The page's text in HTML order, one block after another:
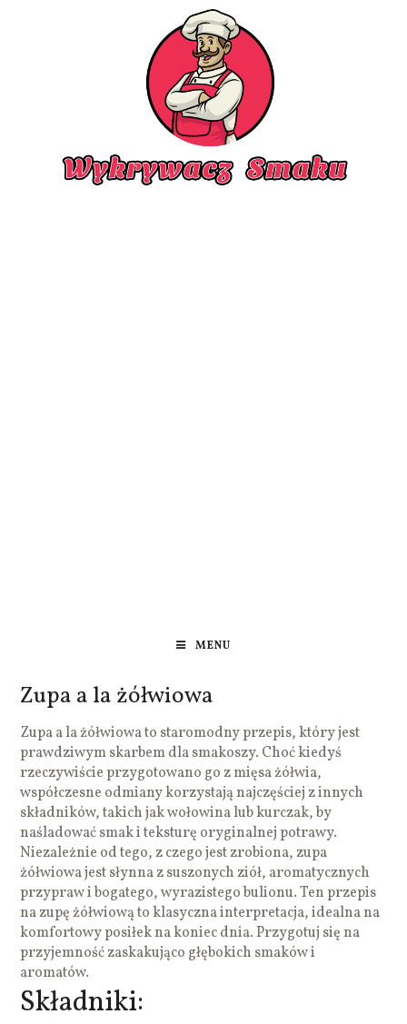
MENU
Zupa a la żółwiowa
Zupa a la żółwiowa to staromodny przepis, który jest
prawdziwym skarbem dla smakoszy. Choć kiedyś
rzeczywiście przygotowano go z mięsa żółwia,
współczesne odmiany korzystają najczęściej z innych
składników, takich jak wołowina lub kurczak, by
naśladować smak i teksturę oryginalnej potrawy.
Niezależnie od tego, z czego jest zrobiona, zupa
żółwiowa jest słynna z suszonych ziół, aromatycznych
przypraw i bogatego, wyrazistego bulionu. Ten przepis
na zupę żółwiową to klasyczna interpretacja, idealna na
komfortowy posiłek na koniec dnia. Przygotuj się na
przyjemność zaskakująco głębokich smaków i
aromatów.
Składniki: